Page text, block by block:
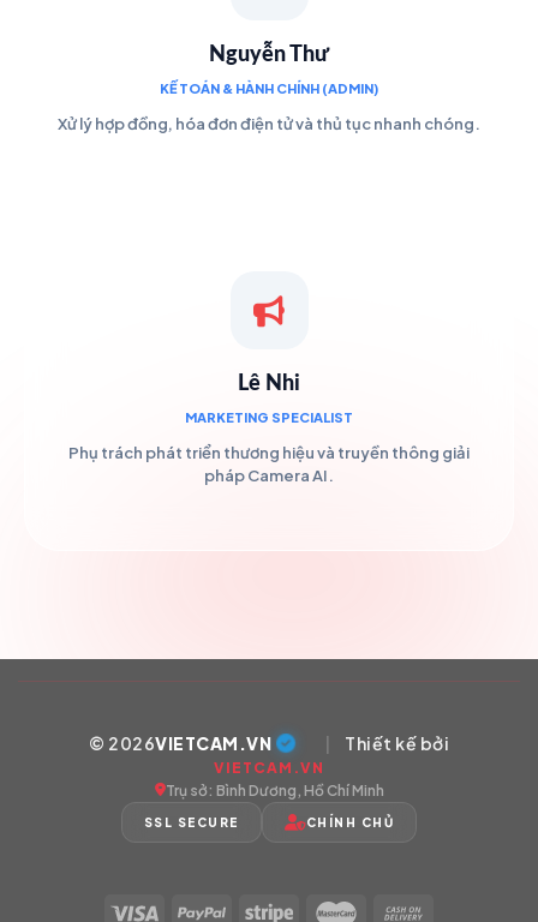
Nguyễn Thư
KẾ TOÁN & HÀNH CHÍNH (ADMIN)
Xử lý hợp đồng, hóa đơn điện tử và thủ tục nhanh chóng.
Lê Nhi
MARKETING SPECIALIST
Phụ trách phát triển thương hiệu và truyền thông giải
pháp Camera AI.
© 2026VIETCAM.VN | Thiết kế bởi
VIETCAM.VN
Trụ sở: Bình Dương, Hồ Chí Minh
SSL SECURE CHÍNH CHỦ